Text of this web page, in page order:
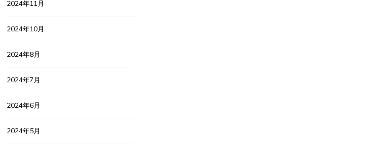
2024年11月
2024年10月
2024年8月
2024年7月
2024年6月
2024年5月